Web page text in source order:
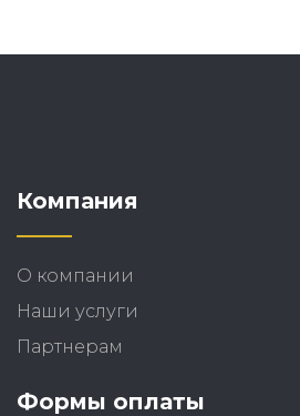
Компания
О компании
Наши услуги
Партнерам
Формы оплаты